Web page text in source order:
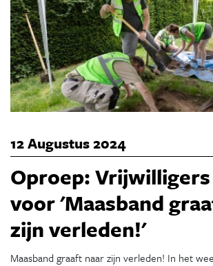
12 Augustus 2024
Oproep:
voor 'Maasband
zijn verleden!'
Maasband graaft naar zijn verleden! In het